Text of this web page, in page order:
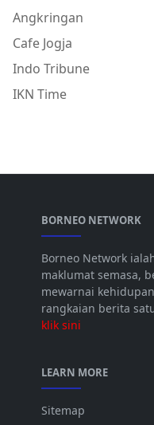
Angkringan
Cafe Jogja
Indo Tribune
IKN Time
BORNEO NETWORK
Borneo Network
maklumat semasa,
mewarnai
rangkaian berita
klik sini
LEARN MORE
Sitemap